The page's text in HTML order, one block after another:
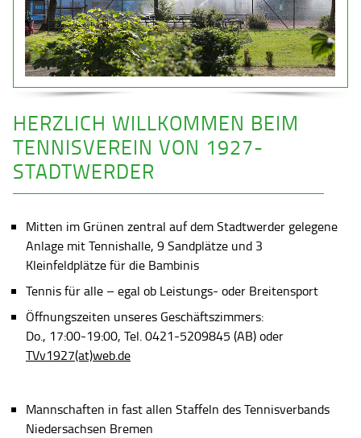
HERZLICH WILLKOMMEN BEIM
TENNISVEREIN VON 1927-
STADTWERDER
Mitten im Grünen zentral auf dem Stadtwerder gelegene
Anlage mit Tennishalle, 9 Sandplätze und 3
Kleinfeldplätze für die Bambinis
Tennis für alle – egal ob Leistungs- oder Breitensport
Öffnungszeiten unseres Geschäftszimmers:
Do., 17:00-19:00, Tel. 0421-5209845 (AB) oder
TVv1927(at)web.de
Mannschaften in fast allen Staffeln des Tennisverbands
Niedersachsen Bremen